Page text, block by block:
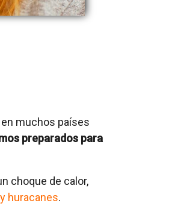
muchos países
preparados para
choque de calor,
huracanes.